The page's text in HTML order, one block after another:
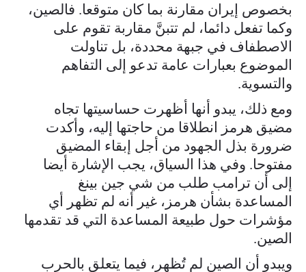
بخصوص إيران مقارنة بما كان متوقعا. فالصين،
وكما تفعل دائما، لم تتبنَّ مقاربة تقوم على
الاصطفاف في جبهة محددة، بل تناولت
الموضوع بعبارات عامة تدعو إلى التفاهم
والتسوية.
ومع ذلك، يبدو أنها أظهرت حساسيتها تجاه
مضيق هرمز انطلاقا من حاجتها إليه، وأكدت
ضرورة بذل الجهود من أجل إبقاء المضيق
مفتوحا. وفي هذا السياق، يجب الإشارة أيضا
إلى أن ترامب طلب من شي جين بينغ
المساعدة بشأن هرمز، غير أنه لم تظهر أي
مؤشرات حول طبيعة المساعدة التي قد تقدمها
الصين.
ويبدو أن الصين لم تُظهر، فيما يتعلق بالحرب